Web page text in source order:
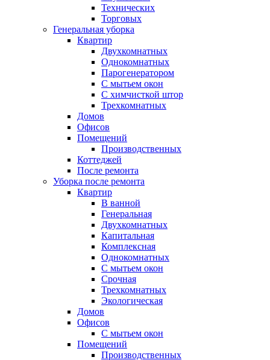
Технических
Торговых
Генеральная уборка
Квартир
Двухкомнатных
Однокомнатных
Парогенератором
С мытьем окон
С химчисткой штор
Трехкомнатных
Домов
Офисов
Помещений
Производственных
Коттеджей
После ремонта
Уборка после ремонта
Квартир
В ванной
Генеральная
Двухкомнатных
Капитальная
Комплексная
Однокомнатных
С мытьем окон
Срочная
Трехкомнатных
Экологическая
Домов
Офисов
С мытьем окон
Помещений
Производственных